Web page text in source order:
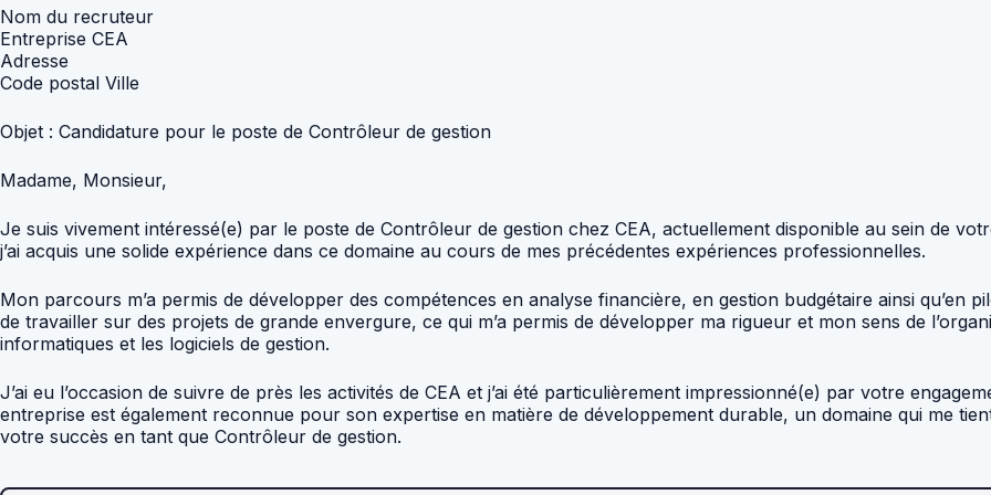
Nom du recruteur
Entreprise CEA
Adresse
Code postal Ville
Objet : Candidature pour le poste de Contrôleur de gestion
Madame, Monsieur,
Je suis vivement intéressé(e) par le poste de Contrôleur de gestion chez CEA, actuellement disponible au sein de
j’ai acquis une solide expérience dans ce domaine au cours de mes précédentes expériences professionnelles.
Mon parcours m’a permis de développer des compétences en analyse financière, en gestion budgétaire ainsi qu’en
de travailler sur des projets de grande envergure, ce qui m’a permis de développer ma rigueur et mon sens de
informatiques et les logiciels de gestion.
J’ai eu l’occasion de suivre de près les activités de CEA et j’ai été particulièrement impressionné(e) par votre
entreprise est également reconnue pour son expertise en matière de développement durable, un domaine qui me
votre succès en tant que Contrôleur de gestion.